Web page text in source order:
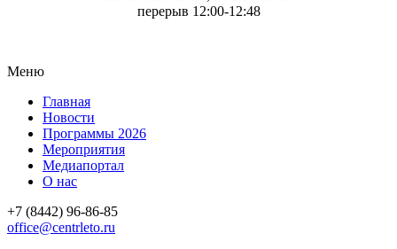
перерыв 12:00-12:48
Меню
Главная
Новости
Программы 2026
Мероприятия
Медиапортал
О нас
+7 (8442) 96-86-85
office@centrleto.ru